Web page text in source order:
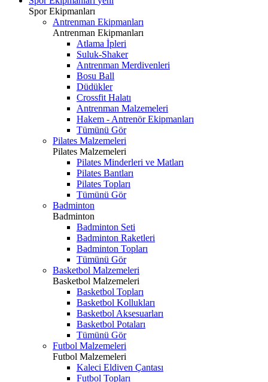
Spor Ekipmanları
Antrenman Ekipmanları
Antrenman Ekipmanları
Atlama İpleri
Suluk-Shaker
Antrenman Merdivenleri
Bosu Ball
Düdükler
Crossfit Halatı
Antrenman Malzemeleri
Hakem - Antrenör Ekipmanları
Tümünü Gör
Pilates Malzemeleri
Pilates Malzemeleri
Pilates Minderleri ve Matları
Pilates Bantları
Pilates Topları
Tümünü Gör
Badminton
Badminton
Badminton Seti
Badminton Raketleri
Badminton Topları
Tümünü Gör
Basketbol Malzemeleri
Basketbol Malzemeleri
Basketbol Topları
Basketbol Kollukları
Basketbol Aksesuarları
Basketbol Potaları
Tümünü Gör
Futbol Malzemeleri
Futbol Malzemeleri
Kaleci Eldiven Çantası
Futbol Topları